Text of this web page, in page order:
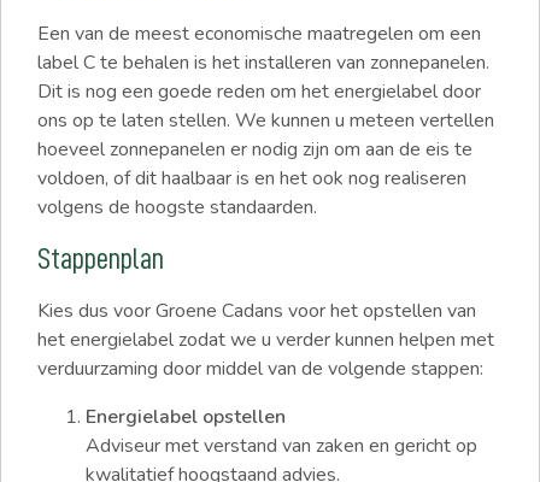
Een van de meest economische maatregelen om een
label C te behalen is het installeren van zonnepanelen.
Dit is nog een goede reden om het energielabel door
ons op te laten stellen. We kunnen u meteen vertellen
hoeveel zonnepanelen er nodig zijn om aan de eis te
voldoen, of dit haalbaar is en het ook nog realiseren
volgens de hoogste standaarden.
Stappenplan
Kies dus voor Groene Cadans voor het opstellen van
het energielabel zodat we u verder kunnen helpen met
verduurzaming door middel van de volgende stappen:
Energielabel opstellen
Adviseur met verstand van zaken en gericht op
kwalitatief hoogstaand advies.